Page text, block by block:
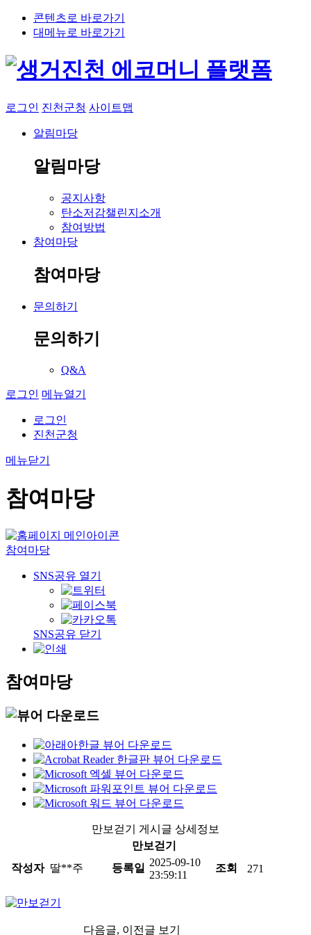
콘텐츠로 바로가기
대메뉴로 바로가기
로그인 진천군청 사이트맵
알림마당
알림마당
공지사항
탄소저감챌린지소개
참여방법
참여마당
참여마당
문의하기
문의하기
Q&A
로그인 메뉴열기
로그인
진천군청
메뉴닫기
참여마당
참여마당
SNS공유 열기
SNS공유 닫기
참여마당
만보걷기 게시글 상세정보
만보걷기
작성자 딸**주 등록일 2025-09-10
23:59:11
조회 271
다음글, 이전글 보기